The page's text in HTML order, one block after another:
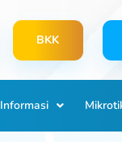
BKK
Informasi